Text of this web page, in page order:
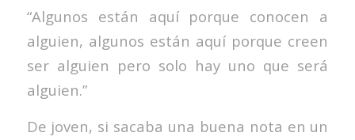
“Algunos están aquí porque conocen a
alguien, algunos están aquí porque creen
ser alguien pero solo hay uno que será
alguien.”
De joven, si sacaba una buena nota en un